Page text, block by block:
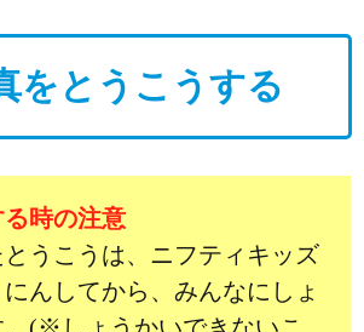
をとうこうする
時の注意
うこうは、ニフティキッズ
んしてから、みんなにしょ